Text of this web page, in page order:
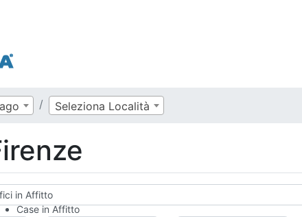
Seleziona Località
in Affitto
Case in Affitto